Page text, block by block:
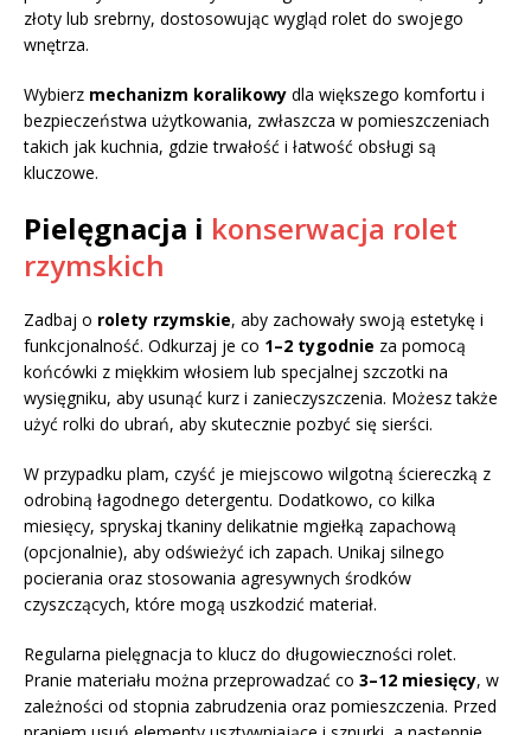
złoty lub srebrny, dostosowując wygląd rolet do swojego
wnętrza.
Wybierz mechanizm koralikowy dla większego komfortu i
bezpieczeństwa użytkowania, zwłaszcza w pomieszczeniach
takich jak kuchnia, gdzie trwałość i łatwość obsługi są
kluczowe.
Pielęgnacja i konserwacja rolet
rzymskich
Zadbaj o rolety rzymskie, aby zachowały swoją estetykę i
funkcjonalność. Odkurzaj je co 1–2 tygodnie za pomocą
końcówki z miękkim włosiem lub specjalnej szczotki na
wysięgniku, aby usunąć kurz i zanieczyszczenia. Możesz także
użyć rolki do ubrań, aby skutecznie pozbyć się sierści.
W przypadku plam, czyść je miejscowo wilgotną ściereczką z
odrobiną łagodnego detergentu. Dodatkowo, co kilka
miesięcy, spryskaj tkaniny delikatnie mgiełką zapachową
(opcjonalnie), aby odświeżyć ich zapach. Unikaj silnego
pocierania oraz stosowania agresywnych środków
czyszczących, które mogą uszkodzić materiał.
Regularna pielęgnacja to klucz do długowieczności rolet.
Pranie materiału można przeprowadzać co 3–12 miesięcy, w
zależności od stopnia zabrudzenia oraz pomieszczenia. Przed